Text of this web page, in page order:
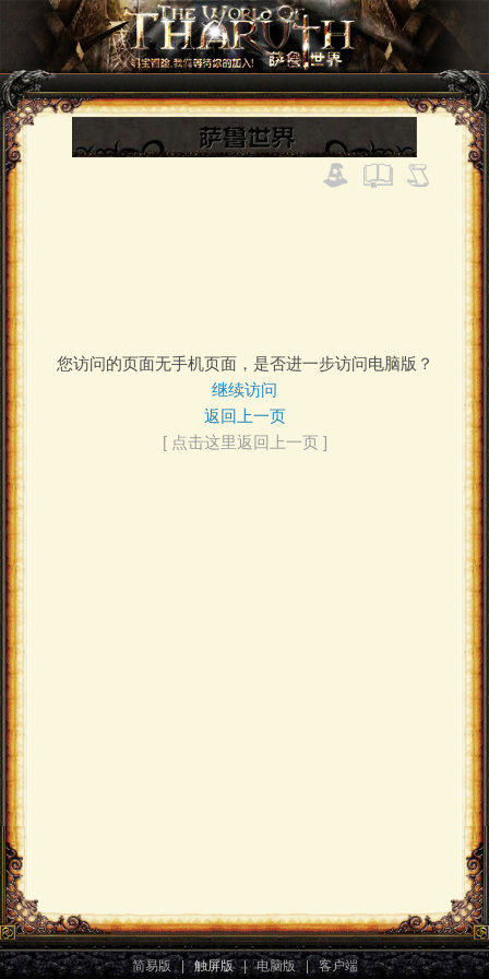
您访问的页面无手机页面，是否进一步访问电脑版？
继续访问
返回上一页
[ 点击这里返回上一页 ]
简易版 | 触屏版 | 电脑版 | 客户端